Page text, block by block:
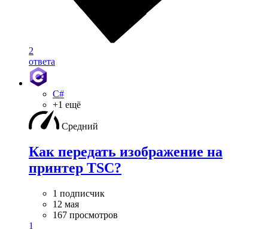
2
ответа
C#
+1 ещё
Средний
Как передать изображение на
принтер TSC?
1 подписчик
12 мая
167 просмотров
1